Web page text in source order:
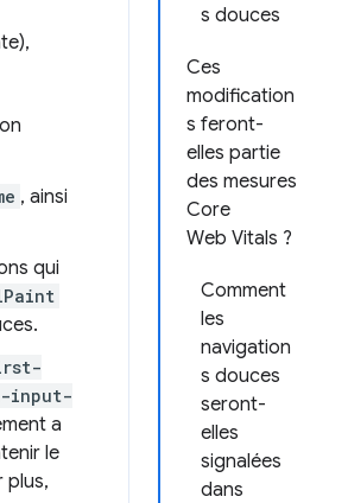
s douces
Ces
modification
s feront-
elles partie
des mesures
Core
Web Vitals ?
Comment
les
navigation
s douces
seront-
elles
signalées
dans
, ainsi
qui
a
le
plus,